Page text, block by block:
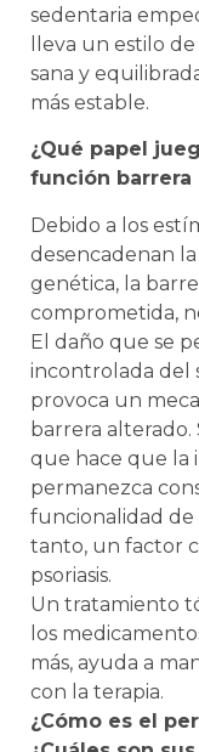
sedentaria
lleva un estilo
sana y
más estable.
¿Qué papel
función barrera
Debido a los
desencadenan
genética, la
comprometida,
El daño que se
incontrolada del
provoca un
barrera
que hace que la
permanezca
funcionalidad de
tanto, un factor
psoriasis.
Un tratamiento
los
más, ayuda a
con la terapia.
¿Cómo es el